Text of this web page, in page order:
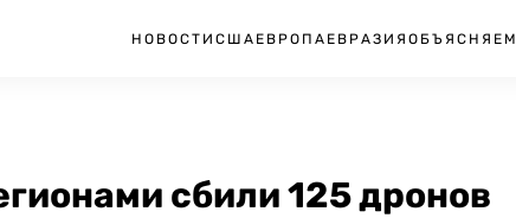
НОВОСТИ США ЕВРОПА ЕВРАЗИЯ ОБЪЯСНЯЕМ
сбили 125 дронов